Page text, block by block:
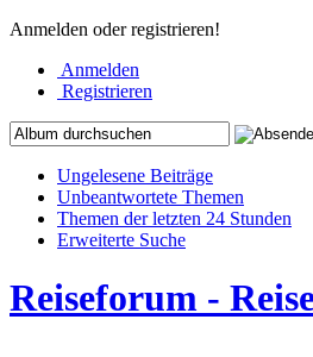
Anmelden oder registrieren!
Anmelden
Registrieren
Ungelesene Beiträge
Unbeantwortete Themen
Themen der letzten 24 Stunden
Erweiterte Suche
Reiseforum -